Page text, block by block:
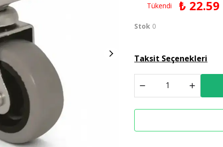
Derz Dolgu
Spreyl Boyalar
Tükendi ₺ 22.59
Stok 0
Taksit Seçenekleri